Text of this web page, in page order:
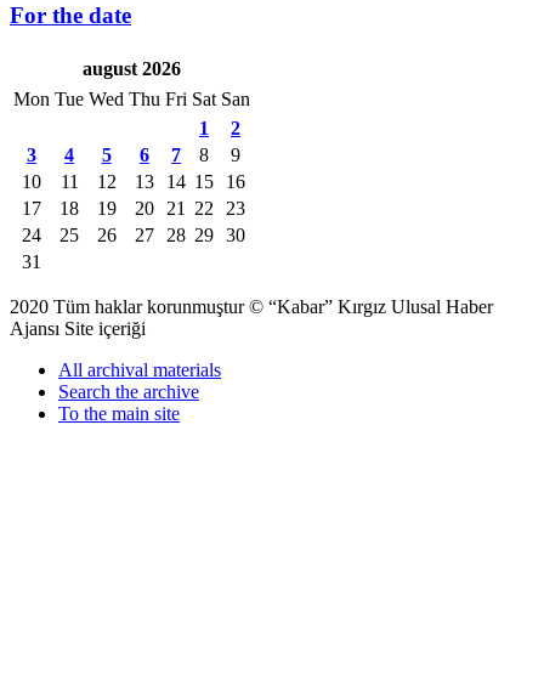
For the date
august 2026
Mon Tue Wed Thu Fri Sat San
1
2
3
4 5 6 7 8
9
10
11 12 13 14 15
16
17
18 19 20 21 22
23
24
25 26 27 28 29 30
31
2020 Tüm haklar korunmuştur © “Kabar” Kırgız Ulusal Haber
Ajansı Site içeriği
All archival materials
Search the archive
To the main site